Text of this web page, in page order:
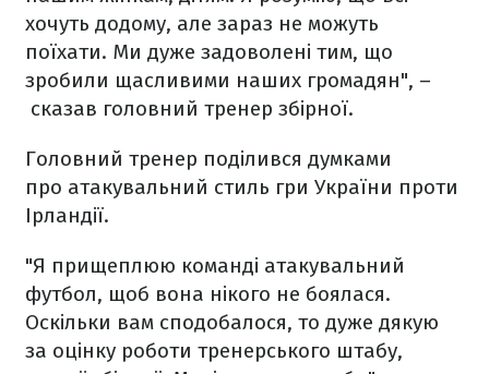
хочуть додому, але зараз не можуть
поїхати. Ми дуже задоволені тим, що
зробили щасливими наших громадян", –
сказав головний тренер збірної.
Головний тренер поділився думками
про атакувальний стиль гри України проти
Ірландії.
"Я прищеплюю команді атакувальний
футбол, щоб вона нікого не боялася.
Оскільки вам сподобалося, то дуже дякую
за оцінку роботи тренерського штабу,